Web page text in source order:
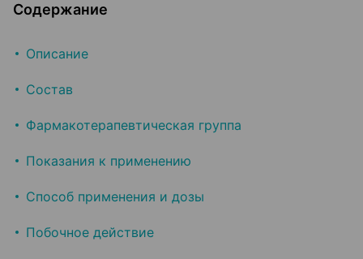
Содержание
Описание
Состав
Фармакотерапевтическая группа
Показания к применению
Способ применения и дозы
Побочное действие